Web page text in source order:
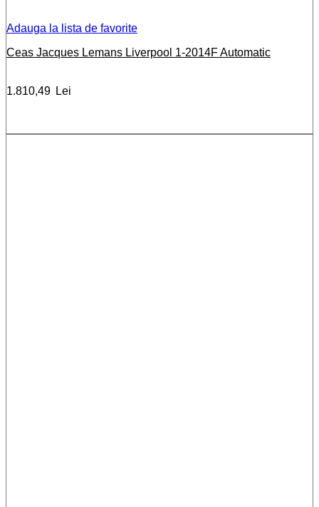
Adauga la lista de favorite
Ceas Jacques Lemans Liverpool 1-2014F Automatic
1.810,49 Lei